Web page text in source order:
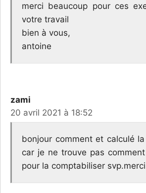
merci beaucoup pour ces
votre travail
bien à vous,
antoine
zami
20 avril 2021 à 18:52
bonjour comment et calculé
car je ne trouve pas
pour la comptabiliser svp.merci